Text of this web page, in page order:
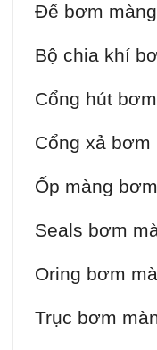
Đế bơm
Bộ chia khí
Cổng hút
Cổng xả bơm
Ốp màng
Seals bơm
Oring bơm
Trục bơm